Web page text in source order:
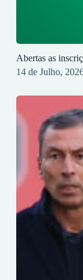
Abertas as
14 de Julho,